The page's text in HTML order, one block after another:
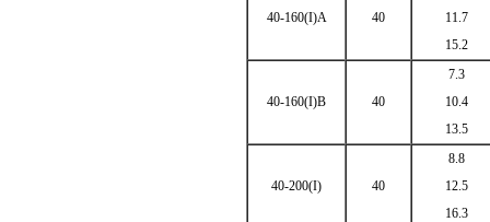
40-160(I)A 40
11.7
15.2
40-160(I)B 40
7.3
10.4
13.5
40-200(I) 40
8.8
12.5
16.3